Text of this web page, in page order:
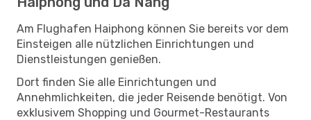
Am Flughafen Haiphong können Sie bereits vor dem
Einsteigen alle nützlichen Einrichtungen und
Dienstleistungen genießen.
Dort finden Sie alle Einrichtungen und
Annehmlichkeiten, die jeder Reisende benötigt. Von
exklusivem Shopping und Gourmet-Restaurants